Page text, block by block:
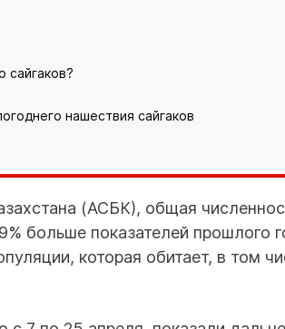
сайгаков?
нашествия сайгаков
(АСБК), общая
больше показателей прошлого
которая обитает, в том